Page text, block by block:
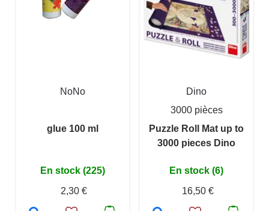
NoNo
glue 100 ml
En stock (225)
2,30 €
Dino
3000 pièces
Puzzle Roll Mat up to
3000 pieces Dino
En stock (6)
16,50 €